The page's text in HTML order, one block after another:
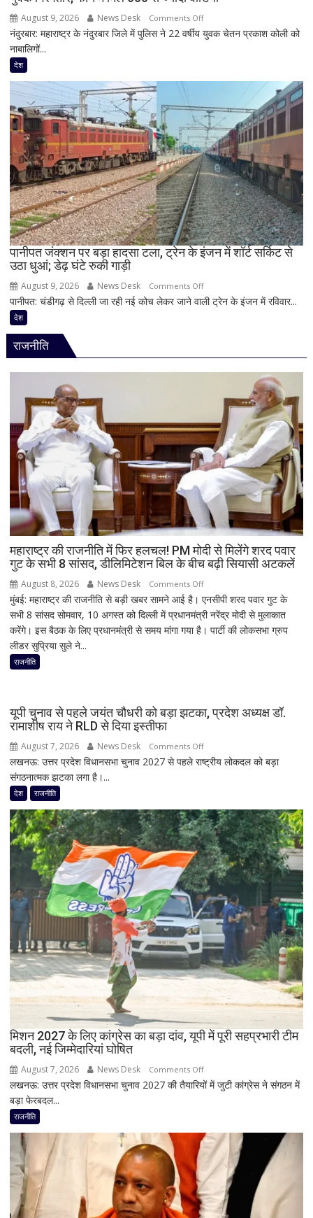
झलक
August 9, 2026 News Desk Comments Offon
महाराष्ट्र
के
यौन
शोषण
का
आरोप,
22
वर्षीय
युवक
गिरफ्तार;
फोन
नंदुरबार: महाराष्ट्र के नंदुरबार जिले में पुलिस ने 22 वर्षीय युवक चेतन प्रकाश कोली को
नाबालिगों...
देश
पानीपत जंक्शन पर बड़ा हादसा टला, ट्रेन के इंजन में शॉर्ट सर्किट से
उठा धुआं; डेढ़ घंटे रुकी गाड़ी
August 9, 2026 News Desk Comments Offon
पानीपत
हादसा
इंजन
में
शॉर्ट
सर्किट
से
उठा
धुआं;
डेढ़
घंटे
रुकी
पानीपत: चंडीगढ़ से दिल्ली जा रही नई कोच लेकर जाने वाली ट्रेन के इंजन में रविवार...
देश
राजनीति
महाराष्ट्र की राजनीति में फिर हलचल! PM मोदी से मिलेंगे शरद पवार
गुट के सभी 8 सांसद, डीलिमिटेशन बिल के बीच बढ़ी सियासी अटकलें
August 8, 2026 News Desk Comments Offon
महाराष्ट्र
की
राजनीति
से
पवार
सभी
8
सांसद,
डीलिमिटेशन
बिल
के
बीच
बढ़ी
सियासी
अटकलें
मुंबई: महाराष्ट्र की राजनीति से बड़ी खबर सामने आई है। एनसीपी शरद पवार गुट के
सभी 8 सांसद सोमवार, 10 अगस्त को दिल्ली में प्रधानमंत्री नरेंद्र मोदी से मुलाकात
करेंगे। इस बैठक के लिए प्रधानमंत्री से समय मांगा गया है। पार्टी की लोकसभा ग्रुप
लीडर सुप्रिया सुले ने...
राजनीति
यूपी चुनाव से पहले जयंत चौधरी को बड़ा झटका, प्रदेश अध्यक्ष डॉ.
रामाशीष राय ने RLD से दिया इस्तीफा
August 7, 2026 News Desk Comments Offon
यूपी
पहले
जयंत
चौधरी
को
बड़ा
झटका,
प्रदेश
अध्यक्ष
डॉ.
रामाशीष
राय
ने
से
दिया
इस्तीफा
लखनऊ: उत्तर प्रदेश विधानसभा चुनाव 2027 से पहले राष्ट्रीय लोकदल को बड़ा
संगठनात्मक झटका लगा है।...
देश राजनीति
मिशन 2027 के लिए कांग्रेस का बड़ा दांव, यूपी में पूरी सहप्रभारी टीम
बदली, नई जिम्मेदारियां घोषित
August 7, 2026 News Desk Comments Offon
मिशन
लिए
कांग्रेस
का
बड़ा
दांव,
यूपी
लखनऊ: उत्तर प्रदेश विधानसभा चुनाव 2027 की तैयारियों में जुटी कांग्रेस ने संगठन में
बड़ा फेरबदल...
राजनीति